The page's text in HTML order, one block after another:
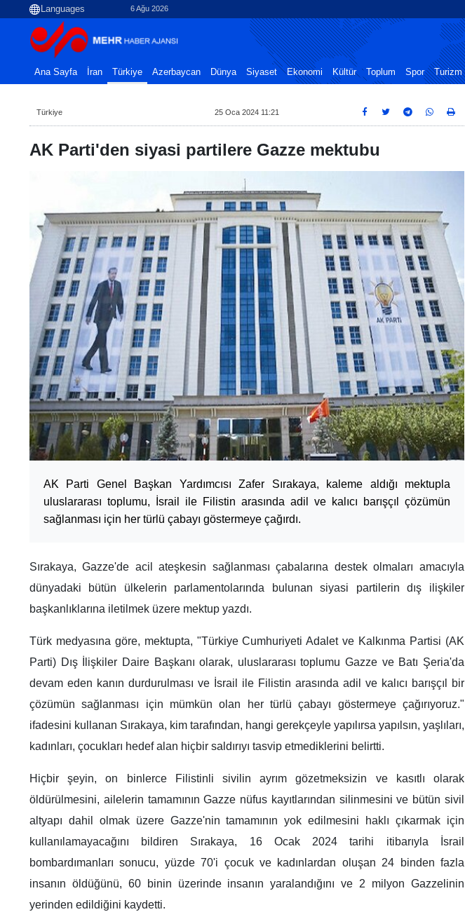
6 Ağu 2026
Ana Sayfa İran Türkiye Azerbaycan Dünya Siyaset Ekonomi Kültür Toplum Spor Turizm
Türkiye 25 Oca 2024 11:21
AK Parti'den siyasi partilere Gazze mektubu
AK Parti Genel Başkan Yardımcısı Zafer Sırakaya, kaleme aldığı mektupla
uluslararası toplumu, İsrail ile Filistin arasında adil ve kalıcı barışçıl çözümün
sağlanması için her türlü çabayı göstermeye çağırdı.
Sırakaya, Gazze'de acil ateşkesin sağlanması çabalarına destek olmaları amacıyla
dünyadaki bütün ülkelerin parlamentolarında bulunan siyasi partilerin dış ilişkiler
başkanlıklarına iletilmek üzere mektup yazdı.
Türk medyasına göre, mektupta, "Türkiye Cumhuriyeti Adalet ve Kalkınma Partisi (AK
Parti) Dış İlişkiler Daire Başkanı olarak, uluslararası toplumu Gazze ve Batı Şeria'da
devam eden kanın durdurulması ve İsrail ile Filistin arasında adil ve kalıcı barışçıl bir
çözümün sağlanması için mümkün olan her türlü çabayı göstermeye çağırıyoruz."
ifadesini kullanan Sırakaya, kim tarafından, hangi gerekçeyle yapılırsa yapılsın, yaşlıları,
kadınları, çocukları hedef alan hiçbir saldırıyı tasvip etmediklerini belirtti.
Hiçbir şeyin, on binlerce Filistinli sivilin ayrım gözetmeksizin ve kasıtlı olarak
öldürülmesini, ailelerin tamamının Gazze nüfus kayıtlarından silinmesini ve bütün sivil
altyapı dahil olmak üzere Gazze'nin tamamının yok edilmesini haklı çıkarmak için
kullanılamayacağını bildiren Sırakaya, 16 Ocak 2024 tarihi itibarıyla İsrail
bombardımanları sonucu, yüzde 70'i çocuk ve kadınlardan oluşan 24 binden fazla
insanın öldüğünü, 60 binin üzerinde insanın yaralandığını ve 2 milyon Gazzelinin
yerinden edildiğini kaydetti.